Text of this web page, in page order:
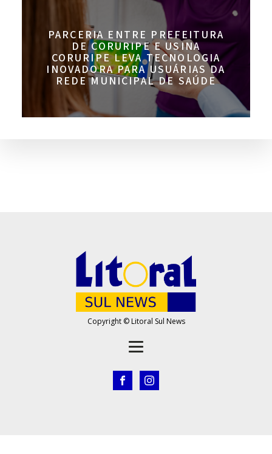
PARCERIA ENTRE PREFEITURA
DE CORURIPE E USINA
CORURIPE LEVA TECNOLOGIA
INOVADORA PARA USUÁRIAS DA
REDE MUNICIPAL DE SAÚDE
Copyright © Litoral Sul News